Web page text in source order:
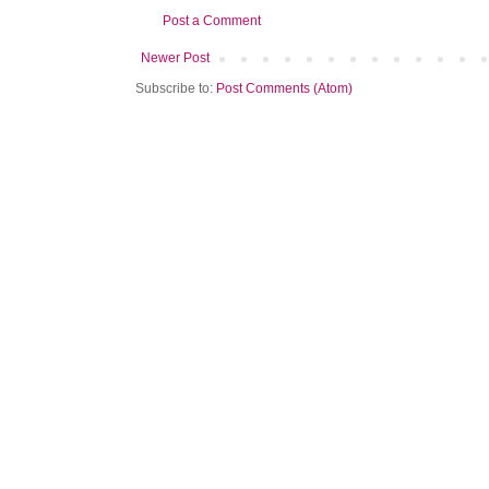
Post a Comment
Newer Post
Subscribe to: Post Comments (Atom)